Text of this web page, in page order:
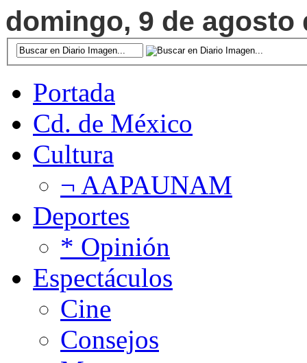
domingo, 9 de agosto
Portada
Cd. de México
Cultura
¬ AAPAUNAM
Deportes
* Opinión
Espectáculos
Cine
Consejos